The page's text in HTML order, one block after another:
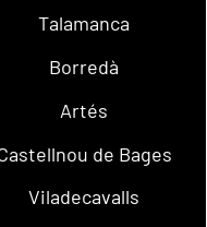
Talamanca
Borredà
Artés
de Bages
Viladecavalls